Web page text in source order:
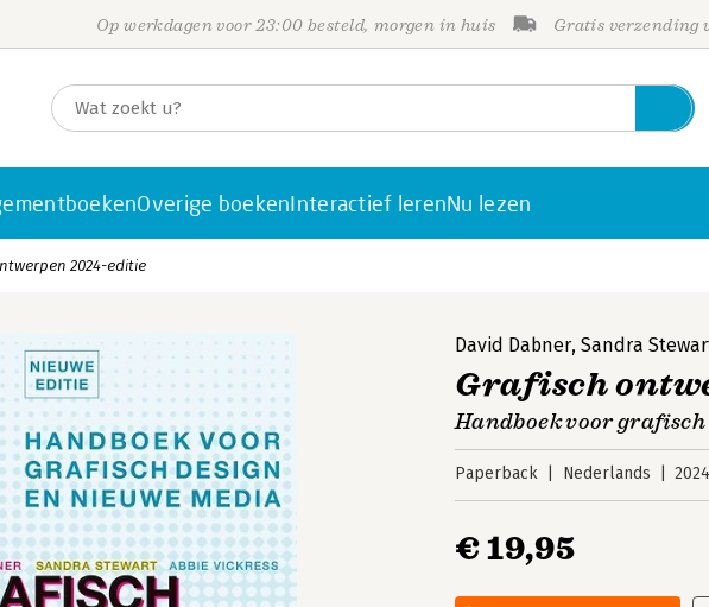
Op werkdagen voor 23:00 besteld, morgen in huis Gratis verzending
Overige boekenInteractief lerenNu lezen
2024-editie
David Dabner, Sandra
Grafisch
Handboek voor
Paperback Nederlands
€ 19,95